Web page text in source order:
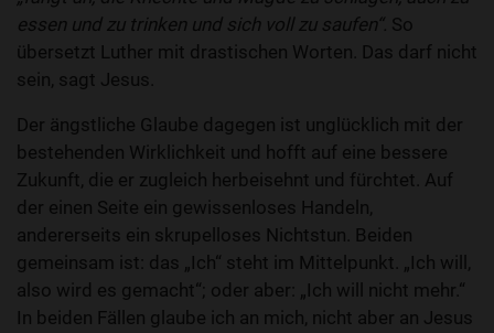
essen und zu trinken und sich voll zu saufen“. So
übersetzt Luther mit drastischen Worten. Das darf nicht
sein, sagt Jesus.
Der ängstliche Glaube dagegen ist unglücklich mit der
bestehenden Wirklichkeit und hofft auf eine bessere
Zukunft, die er zugleich herbeisehnt und fürchtet. Auf
der einen Seite ein gewissenloses Handeln,
andererseits ein skrupelloses Nichtstun. Beiden
gemeinsam ist: das „Ich“ steht im Mittelpunkt. „Ich will,
also wird es gemacht“; oder aber: „Ich will nicht mehr.“
In beiden Fällen glaube ich an mich, nicht aber an Jesus